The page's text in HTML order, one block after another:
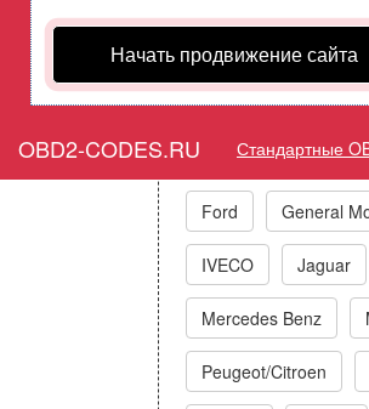
Начать продвижение сайта
OBD2-CODES.RU Стандартные
Acura Alfa
Ford General
IVECO Jaguar
Mercedes Benz
Peugeot/Citroen